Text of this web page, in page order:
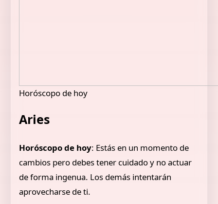
Horóscopo de hoy
Aries
Horóscopo de hoy: Estás en un momento de
cambios pero debes tener cuidado y no actuar
de forma ingenua. Los demás intentarán
aprovecharse de ti.